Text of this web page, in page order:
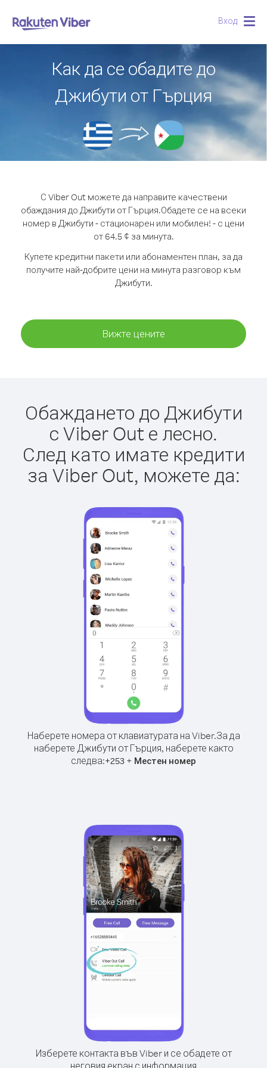
Вход
Как да се обадите до
Джибути от Гърция
С Viber Out можете да направите качествени
обаждания до Джибути от Гърция.Обадете се на всеки
номер в Джибути - стационарен или мобилен! - с цени
от 64.5 ¢ за минута.
Купете кредитни пакети или абонаментен план, за да
получите най-добрите цени на минута разговор към
Джибути.
Вижте цените
Обаждането до Джибути
с Viber Out е лесно.
След като имате кредити
за Viber Out, можете да:
Наберете номера от клавиатурата на Viber.За да
наберете Джибути от Гърция, наберете както
следва:+253 + Местен номер
Изберете контакта във Viber и се обадете от
неговия екран с информация